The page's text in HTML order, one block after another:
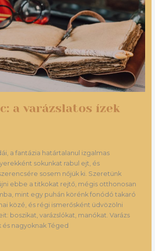
a varázslatos ízek
a fantázia határtalanul izgalmas
sokunkat rabul ejt, és
sosem nőjük ki. Szeretünk
ebbe a titkokat rejtő, mégis otthonosan
mint egy puhán körénk fonódó takaró
közé, és régi ismerősként üdvözölni
boszikat, varázslókat, manókat. Varázs
nagyoknak Téged